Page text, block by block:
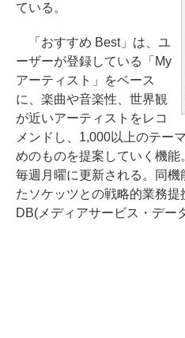
ている。
「おすすめ Best」は、ユ
ーザーが登録している「My
アーティスト」をベース
に、楽曲や音楽性、世界観
が近いアーティストをレコ
メンドし、1,000以上のテー
めのものを提案していく機
毎週月曜に更新される。同
たソケッツとの戦略的業務
DB(メディアサービス・デー